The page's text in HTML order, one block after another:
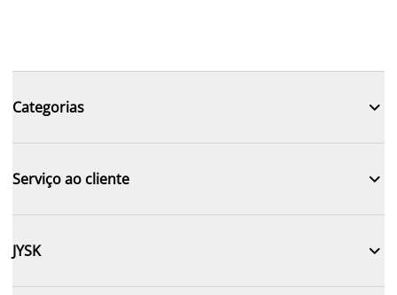
Categorias 
Serviço ao cliente 
JYSK 